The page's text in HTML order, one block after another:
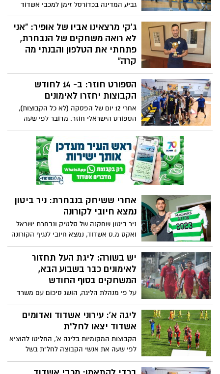
גביע המדינה בכדורסל זימן למכבי אשדוד
מפגש מסקרן כבר בשלב הראשון מול מכבי
ת"א, אלא שכל הדחיות האחרונות עשויות
לדחות שוב את המשחק
ג'קי מרצאינו אביו של אופיר: "אני
לא רואה משחקים של הנבחרת,
פתחתי את הטלפון והבנתי מה
קרה"
ג'קי מרציאנו אביו של אופיר מרציאנו שוער
נבחרת ישראל והיברנאין הסקוטית, אקס מ.ס
אשדוד דיבר בראיון לאתר וואלה !ספורט
לכתב יניב טוכמן על התחושות שלו לאחר
הטעות של בנו במשחק הנבחרת בראשון מול
שספגה ישראל) מדירתו באשדוד, מספר ג'קי
על התחושות, ההשלמה והפנים לעתיד
הספורט חוזר: ב- 14 לחודש
הקבוצות יחזרו לאימונים
אחרי 12 יום של הפסקה (לא כל הקבוצות),
הספורט הישראלי חוזר. מדובר לפי שעה
בחזרה של שתי הליגות המקצועניות בכדורגל
ובכדורסל. המשמעות ביום רביעי השבוע
(14/10), גם מ.ס אשדוד וגם מכבי אשדוד יחזרו
לאימונים
אחרי ששיחק בנבחרת: ניר ביטון
נמצא חיובי לקורונה
ניר ביטון שחקנה של סלטיק ונבחרת ישראל
ואקס מ.ס אשדוד, נמצא חיובי לנגיף הקורונה
בסופ"ש לאחר משחק הנבחרת בחמישי
יש בשורה: ליגת העל תחזור
לאימונים כבר בשבוע הבא,
המשחקים בסוף החודש
על פי מנהלת הליגה, הושג סיכום עם משרד
הבריאות על חזרת הקבוצות לאימונים כבר
בשבוע הבא ב- 14/10 וחזרת משחקי הליגה
החל מסוף החודש הקרוב
ליגה א': עירוני אשדוד ואדומים
אשדוד יצאו לחל"ת
הקבוצות המקומיות בליגה א', החליטו להוציא
לפי שעה את אנשי הקבוצה לחל"ת בשל
העובדה שטרם ברור מתי יחזרו הליגה
לפעילות